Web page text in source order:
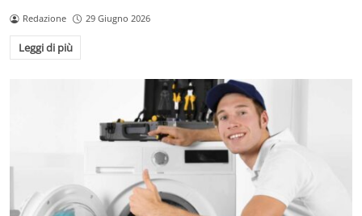
Redazione 29 Giugno 2026
Leggi di più